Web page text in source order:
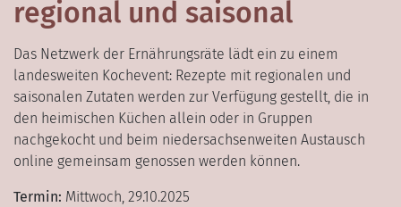
regional und saisonal
Das Netzwerk der Ernährungsräte lädt ein zu einem
landesweiten Kochevent: Rezepte mit regionalen und
saisonalen Zutaten werden zur Verfügung gestellt, die in
den heimischen Küchen allein oder in Gruppen
nachgekocht und beim niedersachsenweiten Austausch
online gemeinsam genossen werden können.
Termin: Mittwoch, 29.10.2025